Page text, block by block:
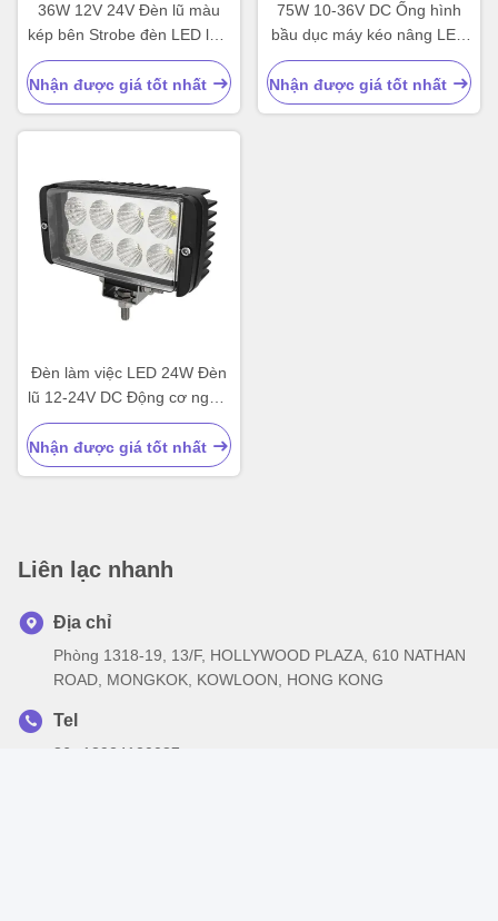
36W 12V 24V Đèn lũ màu
kép bên Strobe đèn LED làm
việc
Nhận được giá tốt nhất
75W 10-36V DC Ống hình
bầu dục máy kéo nâng LED
đèn làm việc
Nhận được giá tốt nhất
Đèn làm việc LED 24W Đèn
lũ 12-24V DC Động cơ ngoài
đường kéo
Nhận được giá tốt nhất
Liên lạc nhanh
Địa chỉ
Phòng 1318-19, 13/F, HOLLYWOOD PLAZA, 610 NATHAN
ROAD, MONGKOK, KOWLOON, HONG KONG
Tel
86--13924120087